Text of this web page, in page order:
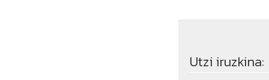
Utzi iruzkina: